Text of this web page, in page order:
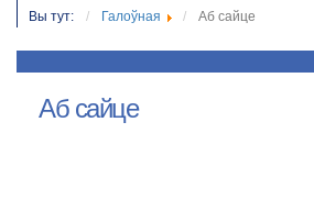
Вы тут: Галоўная Аб сайце
Аб сайце